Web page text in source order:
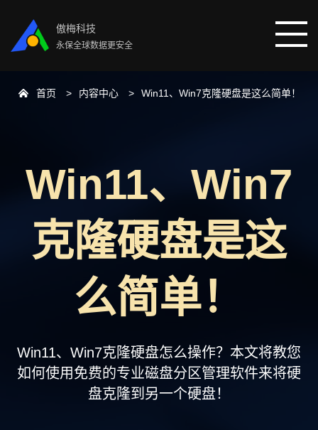
傲梅科技
永保全球数据更安全
首页
数据恢复
数据备份
首页 内容中心 Win11、Win7克隆硬盘是这么简单！
Win11、Win7
克隆硬盘是这
么简单！
Win11、Win7克隆硬盘怎么操作？本文将教您
如何使用免费的专业磁盘分区管理软件来将硬
盘克隆到另一个硬盘！